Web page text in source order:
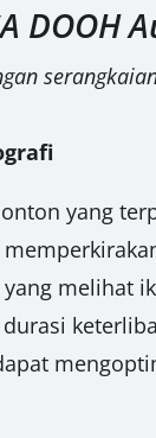
DOOH
yang
melihat